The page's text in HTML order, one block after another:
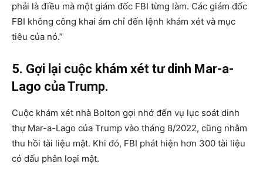
phải là điều mà một giám đốc FBI từng làm. Các giám đốc
FBI không công khai ám chỉ đến lệnh khám xét và mục
tiêu của nó.”
5. Gợi lại cuộc khám xét tư dinh Mar-a-
Lago của Trump.
Cuộc khám xét nhà Bolton gợi nhớ đến vụ lục soát dinh
thự Mar-a-Lago của Trump vào tháng 8/2022, cũng nhằm
thu hồi tài liệu mật. Khi đó, FBI phát hiện hơn 300 tài liệu
có dấu phân loại mật.